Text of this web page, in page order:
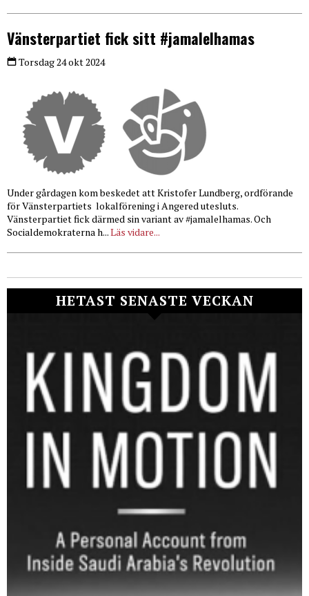
Vänsterpartiet fick sitt #jamalelhamas
Torsdag 24 okt 2024
Under gårdagen kom beskedet att Kristofer Lundberg, ordförande
för Vänsterpartiets lokalförening i Angered utesluts.
Vänsterpartiet fick därmed sin variant av #jamalelhamas. Och
Socialdemokraterna h...Läs vidare...
HETAST SENASTE VECKAN